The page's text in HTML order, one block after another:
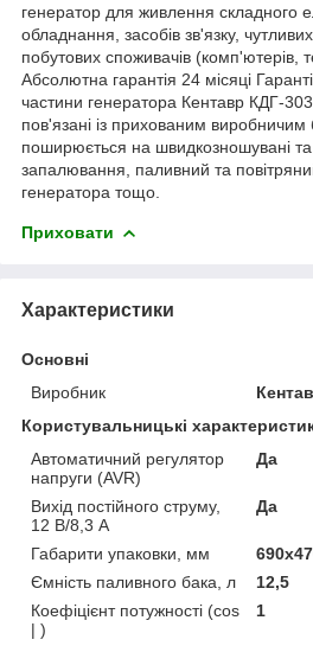
генератор для живлення складного
обладнання, засобів зв'язку,
побутових споживачів (комп'ютерів,
Абсолютна гарантія 24 місяці
частини генератора Кентавр КДГ-
пов'язані із прихованим
поширюється на швидкозношувані та
запалювання, паливний та
генератора тощо.
Приховати
Характеристики
Основні
Виробник
Користувальницькі
Автоматичний регулятор
напруги (AVR)
Да
Вихід постійного струму,
12 В/8,3 А
Да
Габарити упаковки, мм
Ємність паливного бака, л
12,5
Коефіцієнт потужності (cos
| )
1